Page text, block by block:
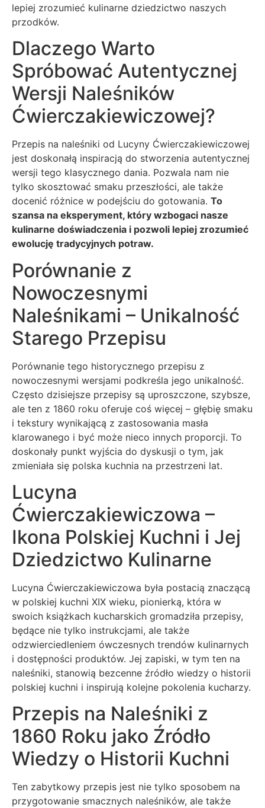
lepiej zrozumieć kulinarne dziedzictwo naszych
przodków.
Dlaczego Warto
Spróbować Autentycznej
Wersji Naleśników
Ćwierczakiewiczowej?
Przepis na naleśniki od Lucyny Ćwierczakiewiczowej
jest doskonałą inspiracją do stworzenia autentycznej
wersji tego klasycznego dania. Pozwala nam nie
tylko skosztować smaku przeszłości, ale także
docenić różnice w podejściu do gotowania. To
szansa na eksperyment, który wzbogaci nasze
kulinarne doświadczenia i pozwoli lepiej zrozumieć
ewolucję tradycyjnych potraw.
Porównanie z
Nowoczesnymi
Naleśnikami – Unikalność
Starego Przepisu
Porównanie tego historycznego przepisu z
nowoczesnymi wersjami podkreśla jego unikalność.
Często dzisiejsze przepisy są uproszczone, szybsze,
ale ten z 1860 roku oferuje coś więcej – głębię smaku
i tekstury wynikającą z zastosowania masła
klarowanego i być może nieco innych proporcji. To
doskonały punkt wyjścia do dyskusji o tym, jak
zmieniała się polska kuchnia na przestrzeni lat.
Lucyna
Ćwierczakiewiczowa –
Ikona Polskiej Kuchni i Jej
Dziedzictwo Kulinarne
Lucyna Ćwierczakiewiczowa była postacią znaczącą
w polskiej kuchni XIX wieku, pionierką, która w
swoich książkach kucharskich gromadziła przepisy,
będące nie tylko instrukcjami, ale także
odzwierciedleniem ówczesnych trendów kulinarnych
i dostępności produktów. Jej zapiski, w tym ten na
naleśniki, stanowią bezcenne źródło wiedzy o historii
polskiej kuchni i inspirują kolejne pokolenia kucharzy.
Przepis na Naleśniki z
1860 Roku jako Źródło
Wiedzy o Historii Kuchni
Ten zabytkowy przepis jest nie tylko sposobem na
przygotowanie smacznych naleśników, ale także